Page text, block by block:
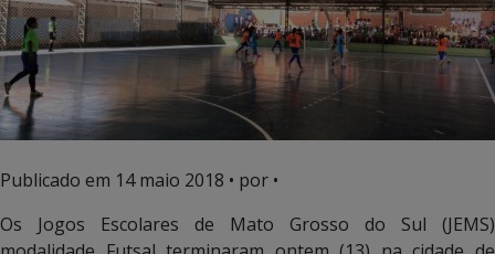
Publicado em 14 maio 2018 • por •
Os Jogos Escolares de Mato Grosso do Sul (JEMS)